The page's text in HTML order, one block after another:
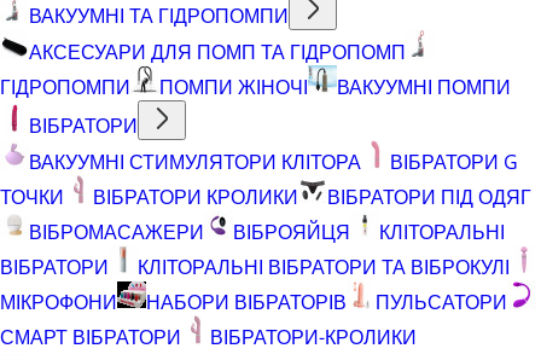
ВАКУУМНІ ТА ГІДРОПОМПИ
АКСЕСУАРИ ДЛЯ ПОМП ТА ГІДРОПОМП
ГІДРОПОМПИ
ПОМПИ ЖІНОЧІ
ВАКУУМНІ ПОМПИ
ВІБРАТОРИ
ВАКУУМНІ СТИМУЛЯТОРИ КЛІТОРА
ВІБРАТОРИ G
ТОЧКИ
ВІБРАТОРИ КРОЛИКИ
ВІБРАТОРИ ПІД ОДЯГ
ВІБРОМАСАЖЕРИ
ВІБРОЯЙЦЯ
КЛІТОРАЛЬНІ
ВІБРАТОРИ
КЛІТОРАЛЬНІ ВІБРАТОРИ ТА ВІБРОКУЛІ
МІКРОФОНИ
НАБОРИ ВІБРАТОРІВ
ПУЛЬСАТОРИ
СМАРТ ВІБРАТОРИ
ВІБРАТОРИ-КРОЛИКИ